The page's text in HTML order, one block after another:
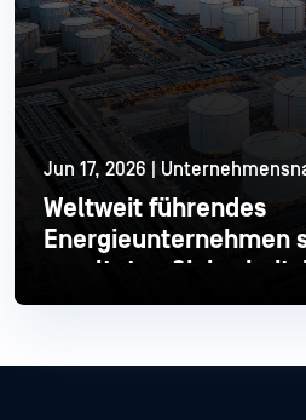
Jun 17, 2026 |
Weltweit führendes
Energieunternehmen
veralteten
moderne Industrial
Mehr lesen